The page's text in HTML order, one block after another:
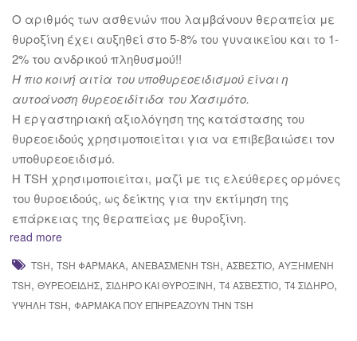
Ο αριθμός των ασθενών που λαμβάνουν θεραπεία με
θυροξίνη έχει αυξηθεί στο 5-8% του γυναικείου και το 1-
2% του ανδρικού πληθυσμού!!
Η πιο κοινή αιτία του υποθυρεοειδισμού είναι η
αυτοάνοση θυρεοειδίτιδα του Χασιμότο.
Η εργαστηριακή αξιολόγηση της κατάστασης του
θυρεοειδούς χρησιμοποιείται για να επιβεβαιώσει τον
υποθυρεοειδισμό.
Η TSH χρησιμοποιείται, μαζί με τις ελεύθερες ορμόνες
του θυροειδούς, ως δείκτης για την εκτίμηση της
επάρκειας της θεραπείας με θυροξίνη.
read more
TSH, TSH ΦΑΡΜΑΚΑ, ΑΝΕΒΑΣΜΈΝΗ TSH, ΑΣΒΈΣΤΙΟ, ΑΥΞΗΜΈΝΗ
TSH, ΘΥΡΕΟΕΙΔΉΣ, ΣΊΔΗΡΟ ΚΑΙ ΘΥΡΟΞΊΝΗ, Τ4 ΑΣΒΕΣΤΙΟ, Τ4 ΣΙΔΗΡΟ,
ΥΨΗΛΉ TSH, ΦΆΡΜΑΚΑ ΠΟΥ ΕΠΗΡΕΆΖΟΥΝ ΤΗΝ TSH